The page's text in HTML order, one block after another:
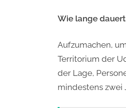
Wie lange
Aufzumachen,
Territorium der
der Lage,
mindestens zwei